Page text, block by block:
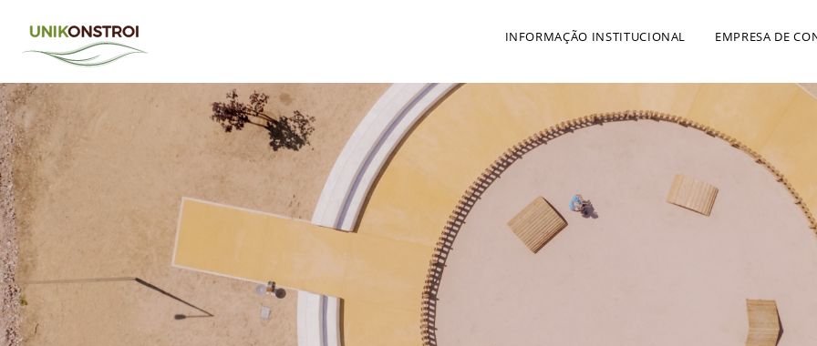
INFORMAÇÃO INSTITUCIONAL
Apresentação Institucional
Evolução de Negócio
EMPRESA DE